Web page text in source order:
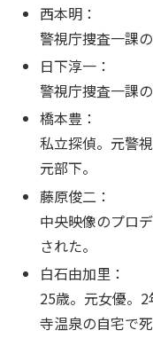
西本明：
警視庁捜査一課
日下淳一：
警視庁捜査一課
橋本豊：
私立探偵。元警
元部下。
藤原俊二：
中央映像のプロ
された。
白石由加里：
25歳。元女優。
寺温泉の自宅で